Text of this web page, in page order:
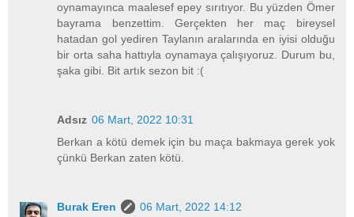
oynamayınca maalesef epey sırıtıyor. Bu yüzden Ömer
bayrama benzettim. Gerçekten her maç bireysel
hatadan gol yediren Taylanın aralarında en iyisi olduğu
bir orta saha hattıyla oynamaya çalışıyoruz. Durum bu,
şaka gibi. Bit artık sezon bit :(
Adsız 06 Mart, 2022 10:31
Berkan a kötü demek için bu maça bakmaya gerek yok
çünkü Berkan zaten kötü.
Burak Eren
06 Mart, 2022 14:12